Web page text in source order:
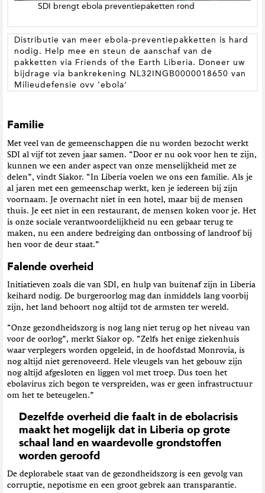
SDI brengt ebola preventiepaketten rond
Distributie van meer ebola-preventiepakketten is hard
nodig. Help mee en steun de aanschaf van de
pakketten via Friends of the Earth Liberia. Doneer uw
bijdrage via bankrekening NL32INGB0000018650 van
Milieudefensie ovv ‘ebola’
Familie
Met veel van de gemeenschappen die nu worden bezocht werkt
SDI al vijf tot zeven jaar samen. “Door er nu ook voor hen te zijn,
kunnen we een ander aspect van onze menselijkheid met ze
delen”, vindt Siakor. “In Liberia voelen we ons een familie. Als je
al jaren met een gemeenschap werkt, ken je iedereen bij zijn
voornaam. Je overnacht niet in een hotel, maar bij de mensen
thuis. Je eet niet in een restaurant, de mensen koken voor je. Het
is onze sociale verantwoordelijkheid nu een gebaar terug te
maken, nu een andere bedreiging dan ontbossing of landroof bij
hen voor de deur staat.”
Falende overheid
Initiatieven zoals die van SDI, en hulp van buitenaf zijn in Liberia
keihard nodig. De burgeroorlog mag dan inmiddels lang voorbij
zijn, het land behoort nog altijd tot de armsten ter wereld.
“Onze gezondheidszorg is nog lang niet terug op het niveau van
voor de oorlog”, merkt Siakor op. “Zelfs het enige ziekenhuis
waar verplegers worden opgeleid, in de hoofdstad Monrovia, is
nog altijd niet gerenoveerd. Hele vleugels van het gebouw zijn
nog altijd afgesloten en liggen vol met troep. Dus toen het
ebolavirus zich begon te verspreiden, was er geen infrastructuur
om het te beteugelen.”
Dezelfde overheid die faalt in de ebolacrisis
maakt het mogelijk dat in Liberia op grote
schaal land en waardevolle grondstoffen
worden geroofd
De deplorabele staat van de gezondheidszorg is een gevolg van
corruptie, nepotisme en een groot gebrek aan transparantie.